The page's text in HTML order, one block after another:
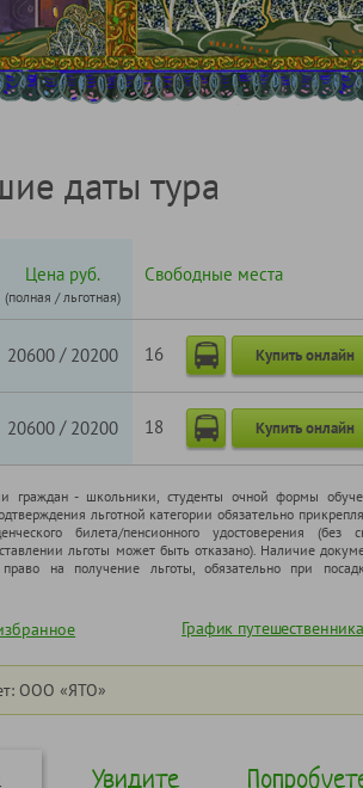
даты тура
Цена руб.
(полная / льготная)
Свободные места
20600 / 20200 16 Купить онлайн
20600 / 20200 18 Купить онлайн
граждан - школьники, cтуденты очной формы
льготной категории обязательно
билета/пенсионного удостоверения (без
льготы может быть отказано). Наличие
право на получение льготы, обязательно при
График путешественника
ООО «ЯТО»
Увидите